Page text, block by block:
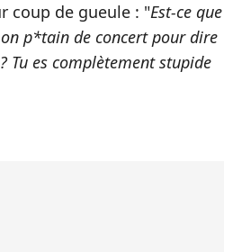
coup de gueule : "Est-ce que
p*tain de concert pour dire
Tu es complètement stupide